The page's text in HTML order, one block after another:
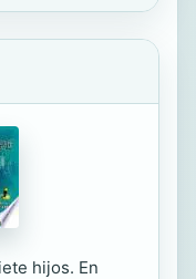
hijos. En